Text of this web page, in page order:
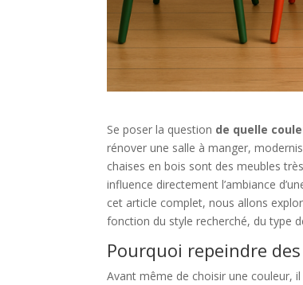
Se poser la question de quelle
rénover une salle à manger,
chaises en bois sont des meubles
influence directement l’ambiance
cet article complet, nous allons
fonction du style recherché, du type
Pourquoi repeindre
Avant même de choisir une couleur,